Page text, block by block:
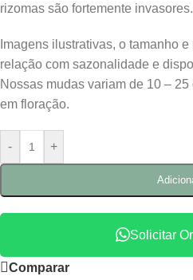
rizomas são fortemente invasores.
Imagens ilustrativas, o tamanho
relação com sazonalidade e
Nossas mudas variam de 10 –
em floração.
- +
Solicitar
Comparar